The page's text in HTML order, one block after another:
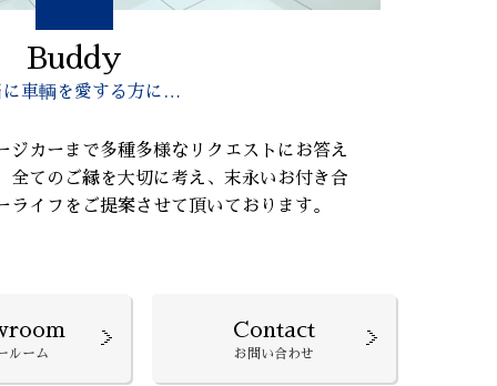
Buddy
に車輌を愛する方に…
ジカーまで多種多様なリクエストにお答え
全てのご縁を大切に考え、末永いお付き合
ライフをご提案させて頂いております。
ルーム
Contact
お問い合わせ